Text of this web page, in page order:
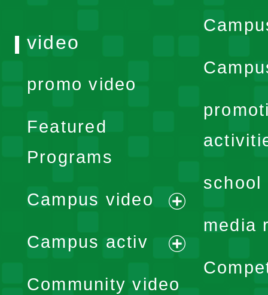
school
media
video
promo video
Featured
Programs
Campus video
expand
menu
Campus activ
expand
Community video